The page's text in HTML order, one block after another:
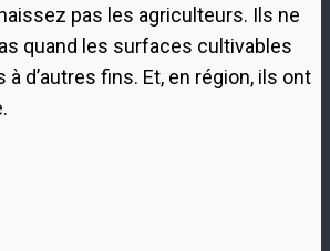
pas les agriculteurs. Ils ne
quand les surfaces cultivables
d’autres fins. Et, en région, ils ont